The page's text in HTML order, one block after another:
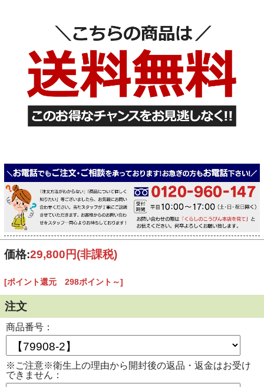
価格:29,800円(非課税)
[ポイント還元 298ポイント～]
注文
商品番号：
※ご注意※衛生上の理由から開封後の返品・返金はお受け
できません：